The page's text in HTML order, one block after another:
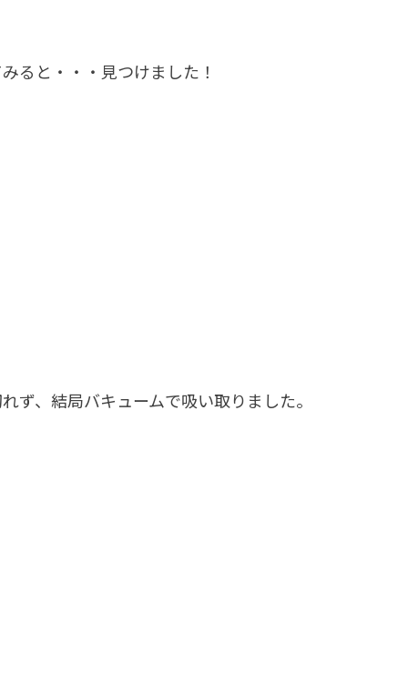
ると・・・見つけました！
、結局バキュームで吸い取りました。